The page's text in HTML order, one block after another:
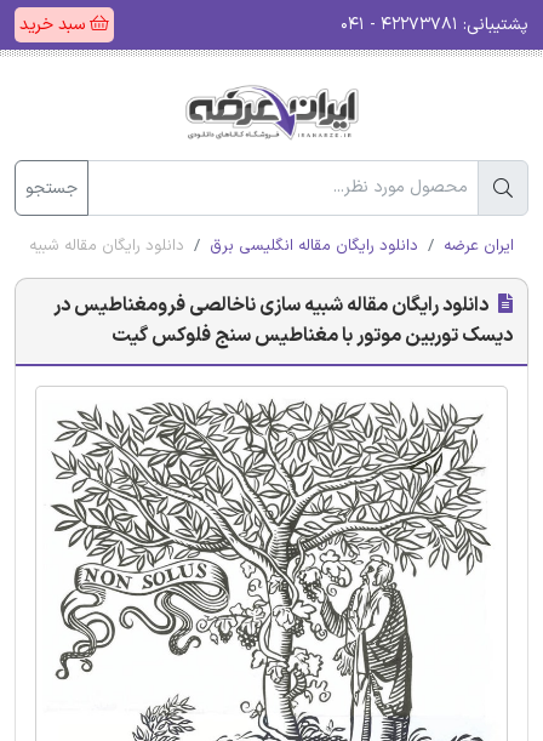
پشتیبانی: سبد خرید
جستجو
ایران عرضه دانلود رایگان مقاله انگلیسی برق دانلود رایگان مقاله
دانلود رایگان مقاله شبیه سازی ناخالصی فرومغناطیس در
دیسک توربین موتور با مغناطیس سنج فلوکس گیت